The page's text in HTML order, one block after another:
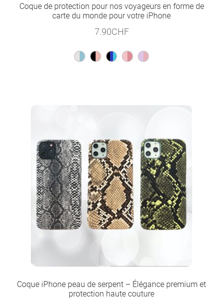
Coque de protection pour nos voyageurs en forme de
carte du monde pour votre iPhone
7.90CHF
Coque iPhone peau de serpent – Élégance premium et
protection haute couture